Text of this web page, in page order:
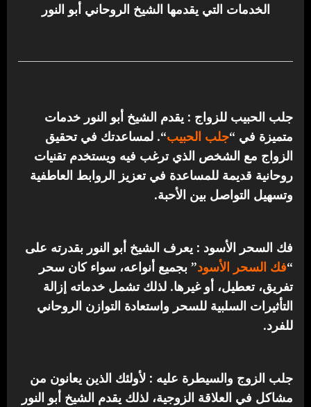
الخدمات التي يقدمها الشيخ الروحاني أبو النور
جلب الحبيب للزواج : يقدم الشيخ أبو النور خدمات
متميزة في “جلب الحبيب“. لمساعدتك في تحقيق
الزواج مع الشخص الذي ترغب فيه ويستخدم تقنيات
روحانية قديمة للمساعدة في تعزيز الروابط العاطفية
وتسهيل التواصل بين الأحبة.
فك السحر الأسود : يعرف الشيخ أبو النور بقدرته على
“فك السحر الأسود” بجميع أنواعه، سواء كان سحر
تفريق، تعطيل، أو غيرها. لذلك تشمل خدماته إزالة
التأثيرات السلبية للسحر واستعادة التوازن الروحاني
للفرد.
جلب الزوج والسيطرة عليه : لأولئك الذين يعانون من
مشاكل في العلاقة الزوجية، لذلك يقدم الشيخ أبو النور